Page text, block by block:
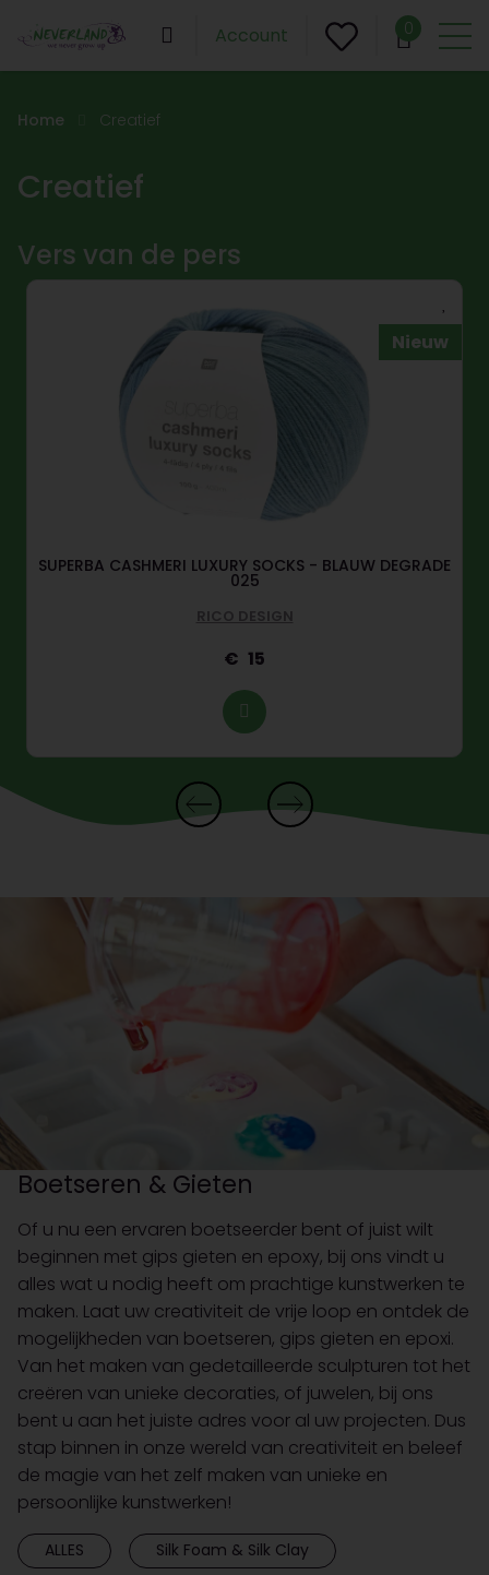
Account 0
Home Creatief
Creatief
Vers van de pers
Nieuw
SUPERBA CASHMERI LUXURY SOCKS - BLAUW DEGRADE
025
RICO DESIGN
15
Boetseren & Gieten
Of u nu een ervaren boetseerder bent of juist wilt
beginnen met gips gieten en epoxy, bij ons vindt u
alles wat u nodig heeft om prachtige kunstwerken te
maken. Laat uw creativiteit de vrije loop en ontdek de
mogelijkheden van boetseren, gips gieten en epoxi.
Van het maken van gedetailleerde sculpturen tot het
creëren van unieke decoraties, of juwelen, bij ons
bent u aan het juiste adres voor al uw projecten. Dus
stap binnen in onze wereld van creativiteit en beleef
de magie van het zelf maken van unieke en
persoonlijke kunstwerken!
ALLES Silk Foam & Silk Clay